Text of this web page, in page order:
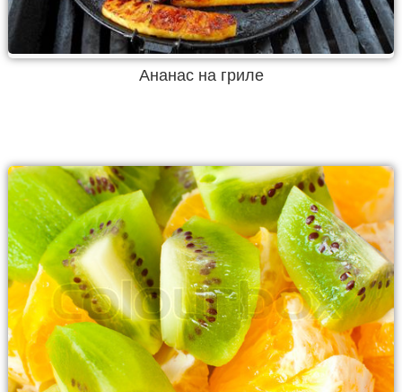
Ананас на гриле